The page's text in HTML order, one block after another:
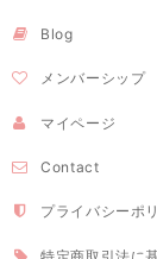
Blog
メンバーシップ
マイページ
Contact
プライバシーポ